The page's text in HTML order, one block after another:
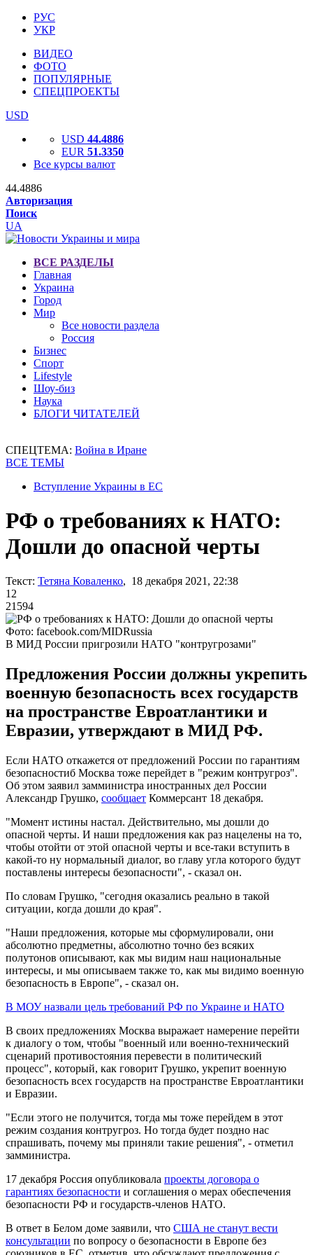
РУС
УКР
ВИДЕО
ФОТО
ПОПУЛЯРНЫЕ
СПЕЦПРОЕКТЫ
USD
USD 44.4886
EUR 51.3350
Все курсы валют
44.4886
Авторизация
Поиск
UA
ВСЕ РАЗДЕЛЫ
Главная
Украина
Город
Мир
Все новости раздела
Россия
Бизнес
Спорт
Lifestyle
Шоу-биз
Наука
БЛОГИ ЧИТАТЕЛЕЙ
СПЕЦТЕМА: Война в Иране
ВСЕ ТЕМЫ
Вступление Украины в ЕС
РФ о требованиях к НАТО:
Дошли до опасной черты
Текст: Тетяна Коваленко, 18 декабря 2021, 22:38
12
21594
Фото: facebook.com/MIDRussia
В МИД России пригрозили НАТО "контругрозами"
Предложения России должны укрепить
военную безопасность всех государств
на пространстве Евроатлантики и
Евразии, утверждают в МИД РФ.
Если НАТО откажется от предложений России по гарантиям
безопасностиб Москва тоже перейдет в "режим контругроз".
Об этом заявил замминистра иностранных дел России
Александр Грушко, сообщает Коммерсант 18 декабря.
"Момент истины настал. Действительно, мы дошли до
опасной черты. И наши предложения как раз нацелены на то,
чтобы отойти от этой опасной черты и все-таки вступить в
какой-то ну нормальный диалог, во главу угла которого будут
поставлены интересы безопасности", - сказал он.
По словам Грушко, "сегодня оказались реально в такой
ситуации, когда дошли до края".
"Наши предложения, которые мы сформулировали, они
абсолютно предметны, абсолютно точно без всяких
полутонов описывают, как мы видим наш национальные
интересы, и мы описываем также то, как мы видимо военную
безопасность в Европе", - сказал он.
В МОУ назвали цель требований РФ по Украине и НАТО
В своих предложениях Москва выражает намерение перейти
к диалогу о том, чтобы "военный или военно-технический
сценарий противостояния перевести в политический
процесс", который, как говорит Грушко, укрепит военную
безопасность всех государств на пространстве Евроатлантики
и Евразии.
"Если этого не получится, тогда мы тоже перейдем в этот
режим создания контругроз. Но тогда будет поздно нас
спрашивать, почему мы приняли такие решения", - отметил
замминистра.
17 декабря Россия опубликовала проекты договора о
гарантиях безопасности и соглашения о мерах обеспечения
безопасности РФ и государств-членов НАТО.
В ответ в Белом доме заявили, что США не станут вести
консультации по вопросу о безопасности в Европе без